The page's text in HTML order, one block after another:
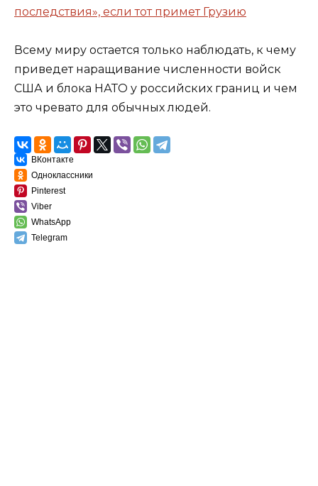
последствия», если тот примет Грузию
Всему миру остается только наблюдать, к чему
приведет наращивание численности войск
США и блока НАТО у российских границ и чем
это чревато для обычных людей.
ВКонтакте
Одноклассники
Pinterest
Viber
WhatsApp
Telegram